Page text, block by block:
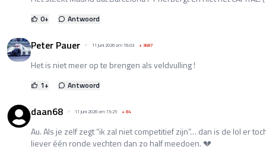
0+ Antwoord
Peter Pauer 11 juni 2026 om 16:03 +3687
Het is niet meer op te brengen als veldvulling !
1+ Antwoord
daan68 11 juni 2026 om 15:25 +84
Au. Als je zelf zegt “ik zal niet competitief zijn”… dan is de lol er
liever één ronde vechten dan zo half meedoen. 💔